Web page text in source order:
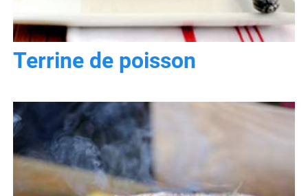
Terrine de poisson